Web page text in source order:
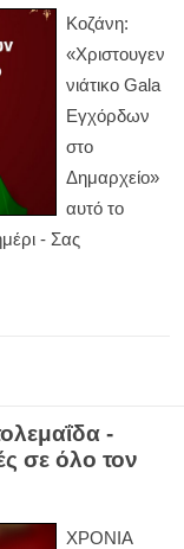
Κοζάνη:
«Χριστουγεν
νιάτικο Gala
Εγχόρδων
στο
Δημαρχείο»
αυτό το
- Σας
-
σε όλο τον
ΧΡΟΝΙΑ